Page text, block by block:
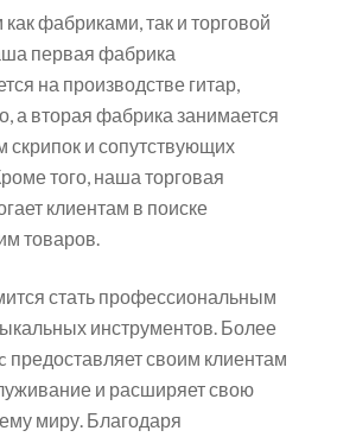
фабриками, так и торговой
первая фабрика
на производстве гитар,
а вторая фабрика занимается
скрипок и сопутствующих
того, наша торговая
клиентам в поиске
товаров.
стать профессиональным
инструментов. Более
предоставляет своим клиентам
и расширяет свою
миру. Благодаря